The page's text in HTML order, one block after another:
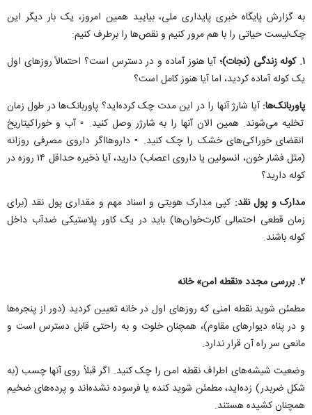
به گزارش پایگاه خبری پایداری ملی، بیایید همین امروز، یک بار دیگر این
چک‌لیست حیاتی را با هم مرور کنیم و نقص‌ها را برطرف کنیم:
۱. کوله زندگی (نجات)؛
آیا هنوز آماده و در دسترس است؟ احتمالاً روز‌های اول
یک کوله آماده کردید، اما آیا هنوز کامل است؟
پاوربانک‌ها:آیا شارژ آنها را در این مدت چک کرده‌اید؟ پاوربانک‌ها در طول زمان
تخلیه می‌شوند. همین الان آنها را به شارژر وصل کنید. ▫️ آب و خوراکیتاریخ
انقضای خوراکی‌های خشک را چک کنید. ▫️ داروهااگر داروی مصرفی روزانه
(مثل فشار خون، انسولین یا داروی اعصاب) دارید، آیا ذخیره حداقل ۱۴ روزه در
کوله دارید؟
مدارک و پول نقد: کپی مدارک هویتی و اسناد مهم و مقداری پول نقد (برای
زمان قطعی احتمالی کارت‌خوان‌ها) باید در یک کاور پلاستیکی ضدآب داخل
کوله باشند.
۲. بررسی مجدد «نقطه امن» خانه
مطمئن شوید نقطه امنی که روز‌های اول در خانه تعیین کردید (دور از پنجره‌ها
و در پناه دیوار‌های مقاوم)، همچنان خلوت و به راحتی قابل دسترس است و
مانعی سر راه آن قرار ندارد.
وضعیت شیشه‌های اطراف نقطه امن را چک کنید. اگر قبلاً روی آنها چسب (به
شکل ضربدر) زده‌اید، مطمئن شوید کنده یا فرسوده نشده‌اند و پرده‌های ضخیم
همچنان کشیده هستند.